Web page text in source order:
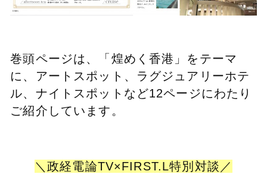
巻頭ページは、「煌めく香港」をテーマ
に、アートスポット、ラグジュアリーホテ
ル、ナイトスポットなど12ページにわたり
ご紹介しています。
＼政経電論TV×FIRST.L特別対談／